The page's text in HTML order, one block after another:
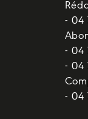
- 04
- 04
- 04
- 04